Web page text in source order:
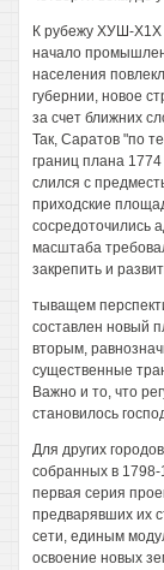
К рубежу ХУШ-Х1Х
начало
населения
губернии, новое
за счет ближних
Так, Саратов "по
границ плана 1774
слился с
приходские
сосредоточились
масштаба
закрепить и
тыващем
составлен новый
вторым,
существенные
Важно и то, что
становилось
Для других
собранных в 1798-
первая серия
предварявших их
сети, единым
освоение новых